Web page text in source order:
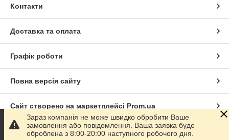
Контакти
Доставка та оплата
Графік роботи
Повна версія сайту
Сайт створено на маркетплейсі Prom.ua
Політика конфіденційності
Зараз компанія не може швидко обробити Ваше
замовлення або повідомлення. Ваша заявка буде
оброблена з 8:00-20:00 наступного робочого дня.